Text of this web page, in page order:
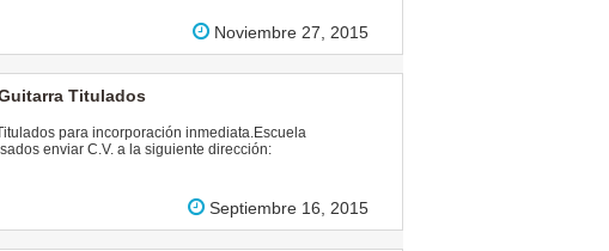
Noviembre 27, 2015
Titulados
para incorporación inmediata.Escuela
enviar C.V. a la siguiente dirección:
Septiembre 16, 2015